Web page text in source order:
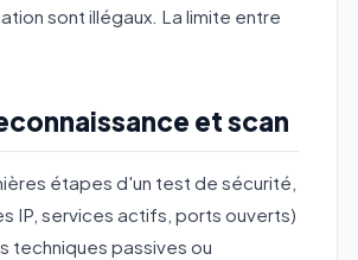
sont illégaux. La limite entre
et scan
étapes d'un test de sécurité,
IP, services actifs, ports ouverts)
techniques passives ou